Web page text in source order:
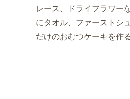
レース、ドライフラワー
にタオル、ファーストシ
だけのおむつケーキを作